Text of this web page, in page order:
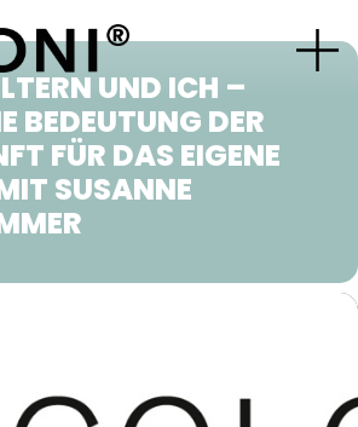
UND ICH –
BEDEUTUNG DER
FÜR DAS EIGENE
SUSANNE